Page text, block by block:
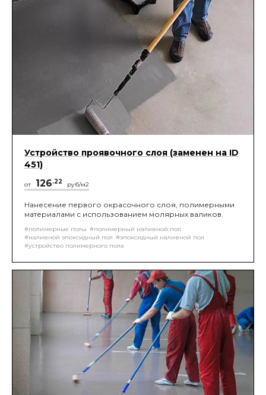
Устройство проявочного слоя (заменен на ID
451)
от 126.22 руб/м2
Нанесение первого окрасочного слоя, полимерными
материалами с использованием молярных валиков.
#полимерные полы #полимерный наливной пол
#наливной эпоксидный пол #эпоксидный наливной пол
#устройство полимерного пола